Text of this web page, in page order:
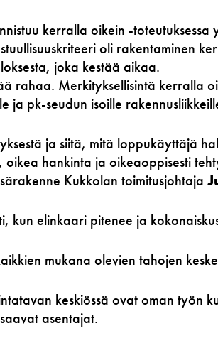
kerralla oikein -toteutuksessa
oli rakentaminen
joka kestää aikaa.
rahaa. Merkityksellisintä kerralla
ja pk-seudun isoille
ja siitä, mitä loppukäyttäjä
oikea hankinta ja oikeaoppisesti
Kukkolan toimitusjohtaja
kun elinkaari pitenee ja
mukana olevien tahojen
keskiössä ovat oman työn
asentajat.